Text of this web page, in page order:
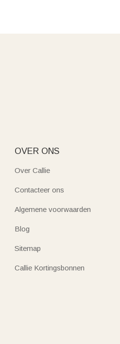
OVER ONS
Over Callie
Contacteer ons
Algemene voorwaarden
Blog
Sitemap
Callie Kortingsbonnen